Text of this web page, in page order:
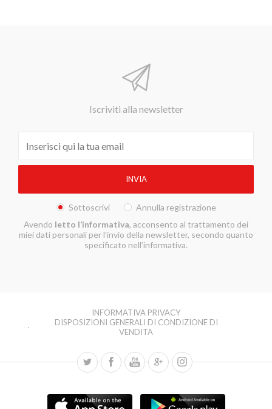
Iscriviti alla newsletter
Sottoscrivi
Annulla registrazione
Avendo letto l’informativa, acconsento al trattamento dei
miei dati personali per l’invio della newsletter, secondo quanto
specificato nell’informativa.
INFORMATIVA PRIVACY
DISPOSIZIONI GENERALI DI CONDIZIONE DI
VENDITA